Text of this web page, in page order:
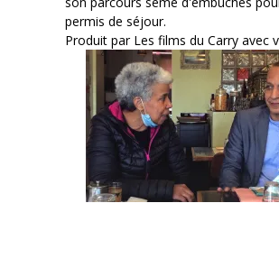
permis de séjour.
Produit par Les films du Carry avec